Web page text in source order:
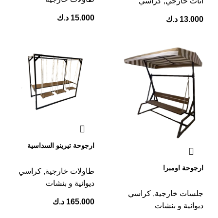
13.000 د.ك 15.000 د.ك
ارجوحة اومبرا
جلسات خارجية, كراسي
ديوانية و بنشات
ارجوحة تيرينو السداسية
طاولات خارجية, كراسي
ديوانية و بنشات
165.000 د.ك